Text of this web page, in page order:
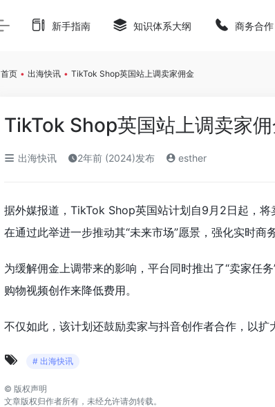
新手指南 知识体系大纲 商务合作
首页 • 出海快讯 • TikTok Shop英国站上调卖家佣金
TikTok Shop英国站上调卖家
出海快讯 2年前 (2024)发布 esther
据外媒报道，TikTok Shop英国站计划自9月2日起，
在通过此举进一步推动其“未来市场”愿景，强化实时商
为缓解佣金上调带来的影响，平台同时推出了“卖家任
购物视频创作来降低费用。
不仅如此，该计划还鼓励卖家与抖音创作者合作，以扩
# 出海快讯
© 版权声明
文章版权归作者所有，未经允许请勿转载。